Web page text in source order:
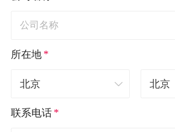
所在地 *
联系电话 *